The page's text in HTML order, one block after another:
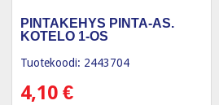
PINTAKEHYS PINTA-AS.
KOTELO 1-OS
Tuotekoodi: 2443704
4,10 €